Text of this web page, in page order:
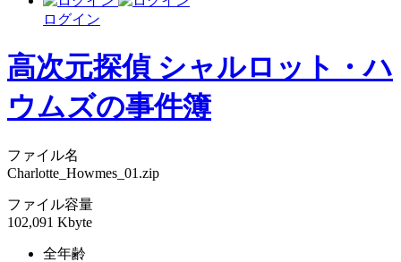
ログイン
高次元探偵 シャルロット・ハ
ウムズの事件簿
ファイル名
Charlotte_Howmes_01.zip
ファイル容量
102,091 Kbyte
全年齢